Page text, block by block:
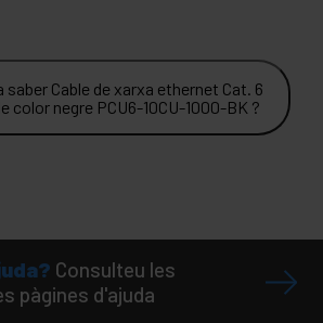
saber Cable de xarxa ethernet Cat. 6
color negre PCU6-10CU-1000-BK ?
Consulteu les
pàgines d'ajuda